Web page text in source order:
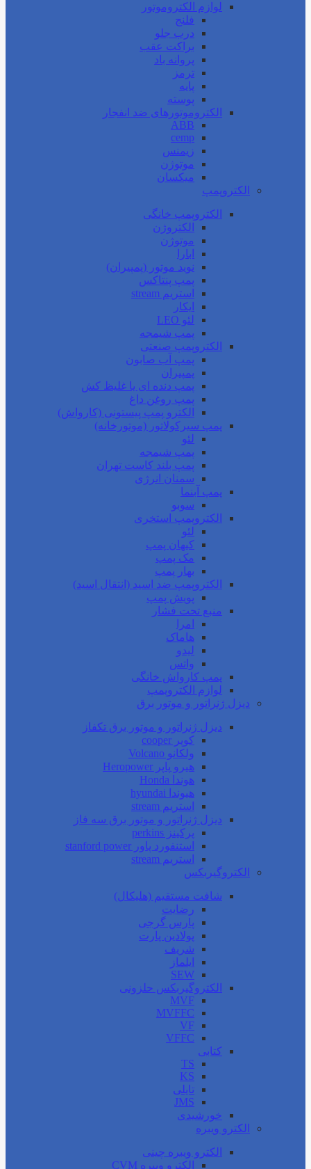
لوازم الکتروموتور
فلنج
درب جلو
براکت عقب
پروانه باد
ترمز
پایه
پوسته
الکتروموتورهای ضد انفجار
ABB
cemp
زیمنس
موتوژن
میکسان
الکتروپمپ
الکتروپمپ خانگی
الکتروژن
موتوژن
ابارا
نوید موتور (پمپیران)
پمپ پنتاکس
استریم stream
ایکار
لئو LEO
پمپ شیمجه
الکتروپمپ صنعتی
پمپ آب صابون
پمپیران
پمپ دنده ای یا غلیظ کش
پمپ روغن داغ
الکترو پمپ پیستونی (کارواش)
پمپ سیرکولاتور (موتورخانه)
لئو
پمپ شیمجه
پمپ بلند کاست تهران
سمنان انرژی
پمپ آبنما
سوبو
الکتروپمپ استخری
لئو
کیهان پمپ
مک پمپ
بهار پمپ
الکتروپمپ ضد اسید (انتقال اسید)
پویش پمپ
منبع تحت فشار
امرا
هاماک
لیدو
واتس
پمپ کارواش خانگی
لوازم الکتروپمپ
دیزل ژنراتور و موتور برق
دیزل ژنراتور و موتور برق تکفاز
کوپر cooper
ولکانو Volcano
هیرو پاپر Heropower
هوندا Honda
هیوندا hyundai
استریم stream
دیزل ژنراتور و موتور برق سه فاز
پرکینز perkins
استنفورد پاور stanford power
استریم stream
الکتروگیربکس
شافت مستقیم (هلیکال)
رضایت
پارس گرجی
پولادین پارت
شریف
ایلماز
SEW
الکتروگیربکس حلزونی
MVF
MVFFC
VF
VFFC
کتابی
TS
KS
تایلی
JMS
خورشیدی
الکترو ویبره
الکترو ویبره چینی
الکترو ویبره CVM